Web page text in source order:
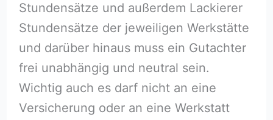
Stundensätze und außerdem Lackierer
Stundensätze der jeweiligen Werkstätte
und darüber hinaus muss ein Gutachter
frei unabhängig und neutral sein.
Wichtig auch es darf nicht an eine
Versicherung oder an eine Werkstatt